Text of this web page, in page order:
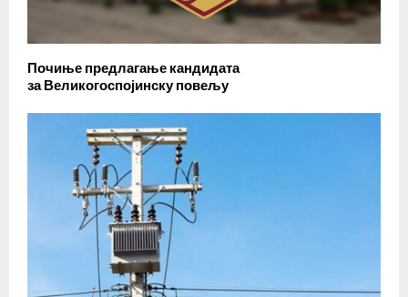
Почиње предлагање кандидата
за Великогоспојинску повељу